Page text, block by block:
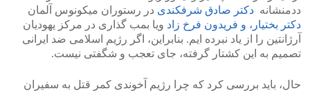
ددمنشانه دکتر صادق شرفکندی در رستوران میکونوس آلمان
دکتر بختیار، و فریدون فرخ زاد ویا بمب گذاری در مرکز یهودیان
آرژانتین را از یاد نبرده ایم. بنابراین، اگر رژیم اسلامی ضد ایرانی
تصمیم به این کشتار گرفته، جای تعجب و شگفتی نیست.
حال، باید بررسی کرد که چرا رژیم آخوندی کمر قتل به سفیران